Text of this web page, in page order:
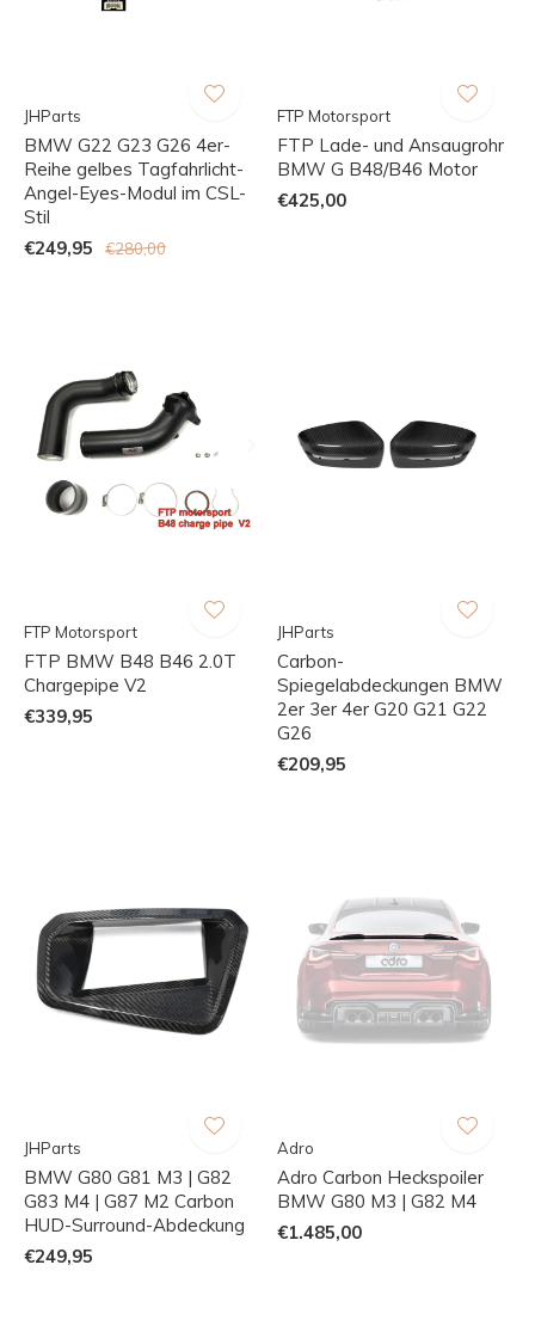
JHParts
BMW G22 G23 G26 4er-
Reihe gelbes Tagfahrlicht-
Angel-Eyes-Modul im CSL-
Stil
€249,95
€280,00
FTP Motorsport
FTP Lade- und Ansaugrohr
BMW G B48/B46 Motor
€425,00
FTP Motorsport
FTP BMW B48 B46 2.0T
Chargepipe V2
€339,95
JHParts
Carbon-
Spiegelabdeckungen BMW
2er 3er 4er G20 G21 G22
G26
€209,95
JHParts
BMW G80 G81 M3 | G82
G83 M4 | G87 M2 Carbon
HUD-Surround-Abdeckung
€249,95
Adro
Adro Carbon Heckspoiler
BMW G80 M3 | G82 M4
€1.485,00